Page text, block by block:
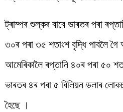
ট্ৰাম্পৰ শুল্কৰ বাবে ভাৰতৰ পৰা
৩০ৰ পৰা ৩৫ শতাংশ বৃদ্ধি পাবলৈ
আমেৰিকালৈ ৰপ্তানি ৪০ৰ পৰা ৫০
ভাৰতৰ ৪ৰ পৰা ৫ বিলিয়ন ডলাৰ
হৈছে ।